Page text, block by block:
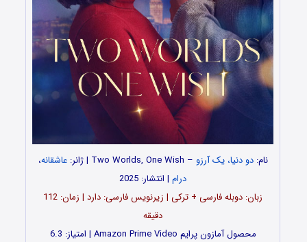
نام:دو دنیا، یک آرزو – Two Worlds, One Wish | ژانر: عاشقانه،
درام | انتشار: 2025
زبان: دوبله فارسی + ترکی | زیرنویس فارسی: دارد | زمان: 112
دقیقه
محصول آمازون پرایم Amazon Prime Video | امتیاز: 6.3